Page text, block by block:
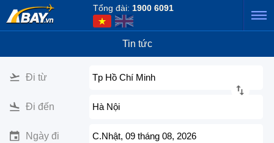
Tổng đài: 1900 6091
Tin tức
Đi từ Tp Hồ Chí Minh
Đi đến Hà Nội
Ngày đi C.Nhật, 09 tháng 08, 2026